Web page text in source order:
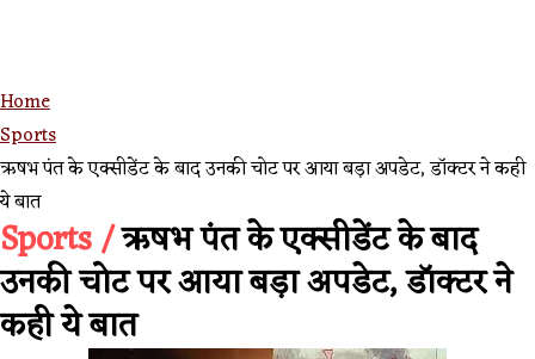
Home
Sports
ऋषभ पंत के एक्सीडेंट के बाद उनकी चोट पर आया बड़ा अपडेट, डॉक्टर ने कही
ये बात
Sports /ऋषभ पंत के एक्सीडेंट के बाद
उनकी चोट पर आया बड़ा अपडेट, डॉक्टर ने
कही ये बात